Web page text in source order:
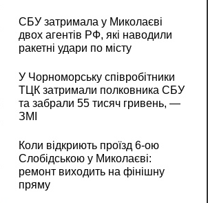
СБУ затримала у Миколаєві
двох агентів РФ, які наводили
ракетні удари по місту
У Чорноморську співробітники
ТЦК затримали полковника СБУ
та забрали 55 тисяч гривень, —
ЗМІ
Коли відкриють проїзд 6-ою
Слобідською у Миколаєві:
ремонт виходить на фінішну
пряму